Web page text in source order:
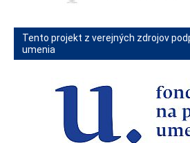
Tento projekt z verejných zdrojov
umenia